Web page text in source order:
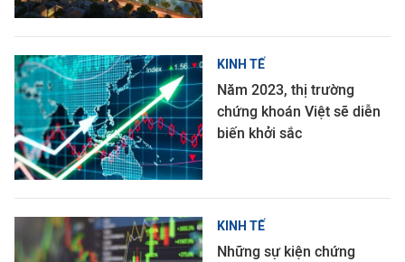
KINH TẾ
Năm 2023, thị trường
chứng khoán Việt sẽ diễn
biến khởi sắc
KINH TẾ
Những sự kiện chứng